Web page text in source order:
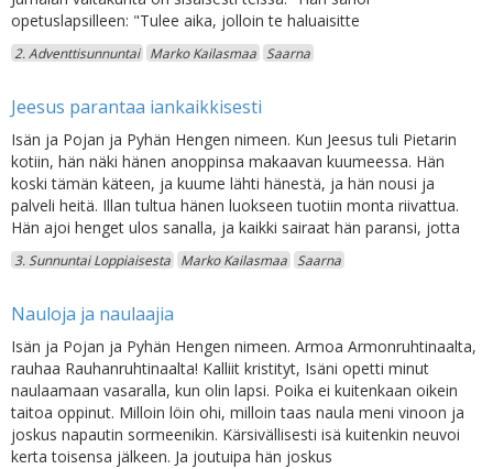
opetuslapsilleen: "Tulee aika, jolloin te haluaisitte
2. Adventtisunnuntai Marko Kailasmaa Saarna
Jeesus parantaa iankaikkisesti
Isän ja Pojan ja Pyhän Hengen nimeen. Kun Jeesus tuli Pietarin
kotiin, hän näki hänen anoppinsa makaavan kuumeessa. Hän
koski tämän käteen, ja kuume lähti hänestä, ja hän nousi ja
palveli heitä. Illan tultua hänen luokseen tuotiin monta riivattua.
Hän ajoi henget ulos sanalla, ja kaikki sairaat hän paransi, jotta
3. Sunnuntai Loppiaisesta Marko Kailasmaa Saarna
Nauloja ja naulaajia
Isän ja Pojan ja Pyhän Hengen nimeen. Armoa Armonruhtinaalta,
rauhaa Rauhanruhtinaalta! Kalliit kristityt, Isäni opetti minut
naulaamaan vasaralla, kun olin lapsi. Poika ei kuitenkaan oikein
taitoa oppinut. Milloin löin ohi, milloin taas naula meni vinoon ja
joskus napautin sormeenikin. Kärsivällisesti isä kuitenkin neuvoi
kerta toisensa jälkeen. Ja joutuipa hän joskus